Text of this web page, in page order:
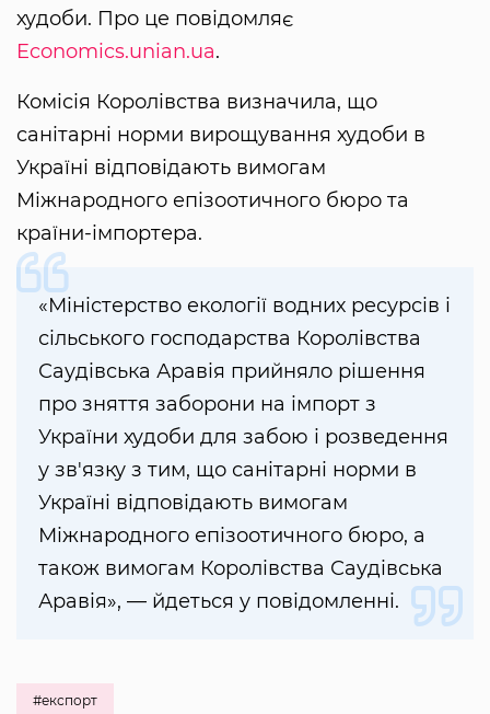
худоби. Про це повідомляє
Economics.unian.ua.
Комісія Королівства визначила, що
санітарні норми вирощування худоби в
Україні відповідають вимогам
Міжнародного епізоотичного бюро та
країни-імпортера.
«Міністерство екології водних ресурсів і
сільського господарства Королівства
Саудівська Аравія прийняло рішення
про зняття заборони на імпорт з
України худоби для забою і розведення
у зв'язку з тим, що санітарні норми в
Україні відповідають вимогам
Міжнародного епізоотичного бюро, а
також вимогам Королівства Саудівська
Аравія», — йдеться у повідомленні.
#експорт